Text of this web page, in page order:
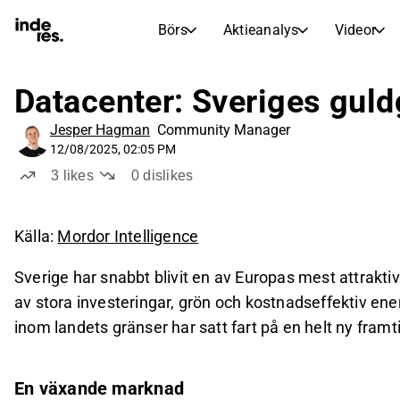
Börs Aktieanalys Videor
Börs
Utdelningskalender
Kommande och tidigare utdelningar
Aktieanalys
inderesTV
Aktiejämförelse
Datacenter: Sveriges
Jesper Hagman Community Manager
12/08/2025, 02:05 PM
3 likes 0dislikes
Källa: Mordor Intelligence
Sverige har snabbt blivit en av Europas mest
av stora investeringar, grön och kostnadseffektiv
inom landets gränser har satt fart på en helt ny
En växande marknad